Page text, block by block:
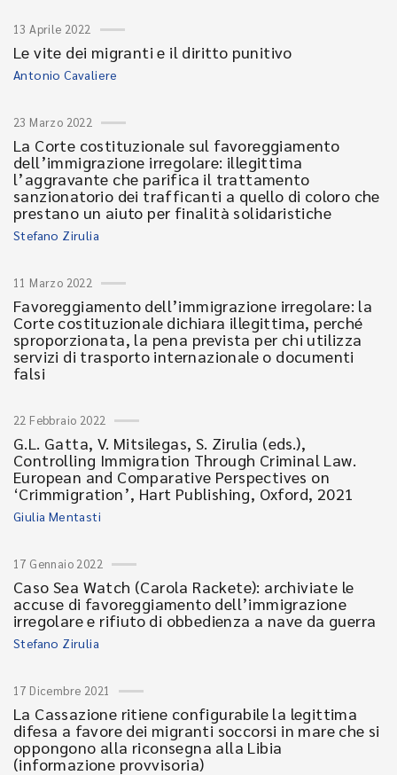
13 Aprile 2022
Le vite dei migranti e il diritto punitivo
Antonio Cavaliere
23 Marzo 2022
La Corte costituzionale sul favoreggiamento
dell’immigrazione irregolare: illegittima
l’aggravante che parifica il trattamento
sanzionatorio dei trafficanti a quello di coloro che
prestano un aiuto per finalità solidaristiche
Stefano Zirulia
11 Marzo 2022
Favoreggiamento dell’immigrazione irregolare: la
Corte costituzionale dichiara illegittima, perché
sproporzionata, la pena prevista per chi utilizza
servizi di trasporto internazionale o documenti
falsi
22 Febbraio 2022
G.L. Gatta, V. Mitsilegas, S. Zirulia (eds.),
Controlling Immigration Through Criminal Law.
European and Comparative Perspectives on
‘Crimmigration’, Hart Publishing, Oxford, 2021
Giulia Mentasti
17 Gennaio 2022
Caso Sea Watch (Carola Rackete): archiviate le
accuse di favoreggiamento dell’immigrazione
irregolare e rifiuto di obbedienza a nave da guerra
Stefano Zirulia
17 Dicembre 2021
La Cassazione ritiene configurabile la legittima
difesa a favore dei migranti soccorsi in mare che si
oppongono alla riconsegna alla Libia
(informazione provvisoria)